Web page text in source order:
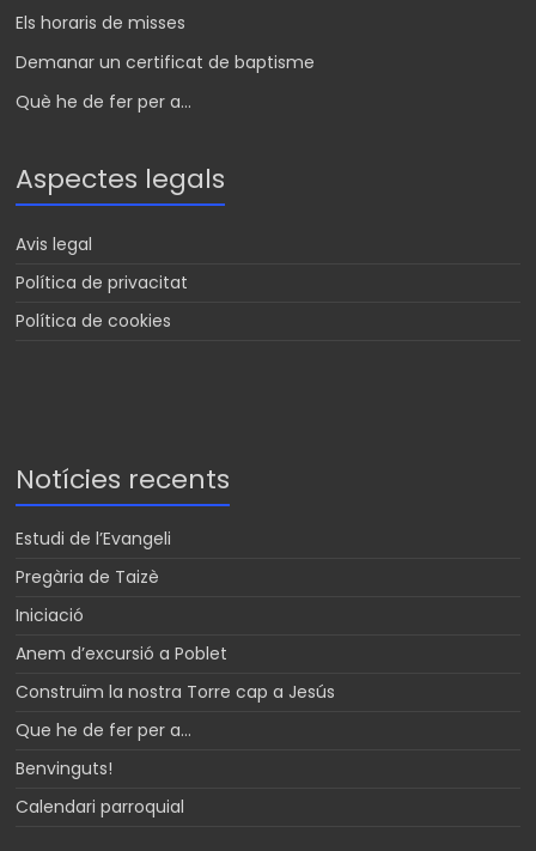
Els horaris de misses
Demanar un certificat de baptisme
Què he de fer per a...
Aspectes legals
Avis legal
Política de privacitat
Política de cookies
Notícies recents
Estudi de l’Evangeli
Pregària de Taizè
Iniciació
Anem d’excursió a Poblet
Construïm la nostra Torre cap a Jesús
Que he de fer per a…
Benvinguts!
Calendari parroquial